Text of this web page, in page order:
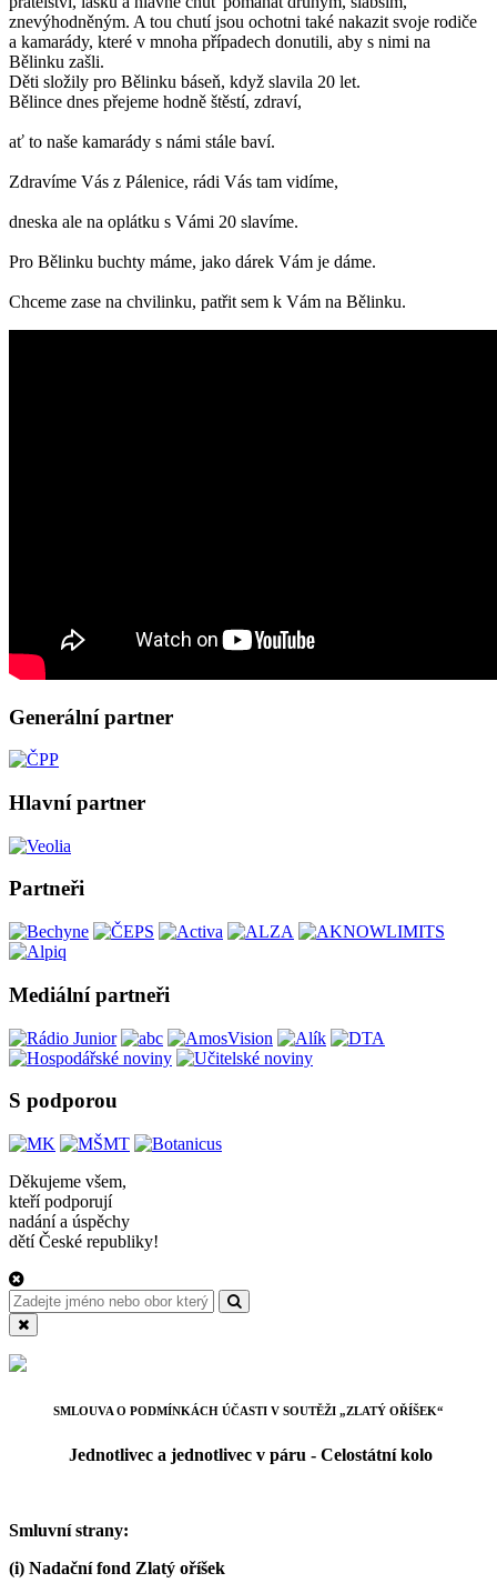
znevýhodněným. A tou chutí jsou ochotni také nakazit svoje rodiče
a kamarády, které v mnoha případech donutili, aby s nimi na
Bělinku zašli.
Děti složily pro Bělinku báseň, když slavila 20 let.
Bělince dnes přejeme hodně štěstí, zdraví,
ať to naše kamarády s námi stále baví.
Zdravíme Vás z Pálenice, rádi Vás tam vidíme,
dneska ale na oplátku s Vámi 20 slavíme.
Pro Bělinku buchty máme, jako dárek Vám je dáme.
Chceme zase na chvilinku, patřit sem k Vám na Bělinku.
Generální partner
Hlavní partner
Partneři
Mediální partneři
S podporou
Děkujeme všem,
kteří podporují
nadání a úspěchy
dětí České republiky!
SMLOUVA O PODMÍNKÁCH ÚČASTI V SOUTĚŽI „ZLATÝ OŘÍŠEK“
Jednotlivec a jednotlivec v páru - Celostátní kolo
Smluvní strany:
(i) Nadační fond Zlatý oříšek